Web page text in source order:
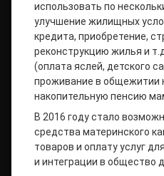
использовать по
улучшение жилищных
кредита, приобретение,
реконструкцию жилья и
(оплата яслей, детского
проживание в общежитии
накопительную пенсию
В 2016 году стало
средства материнского
товаров и оплату услуг
и интеграции в общество